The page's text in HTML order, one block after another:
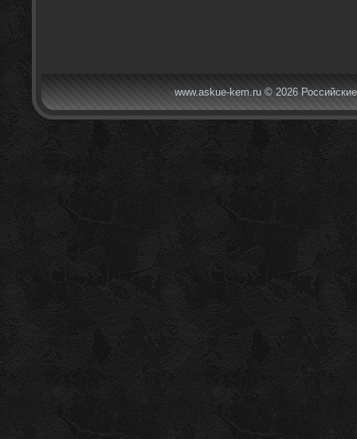
www.askue-kem.ru © 2026